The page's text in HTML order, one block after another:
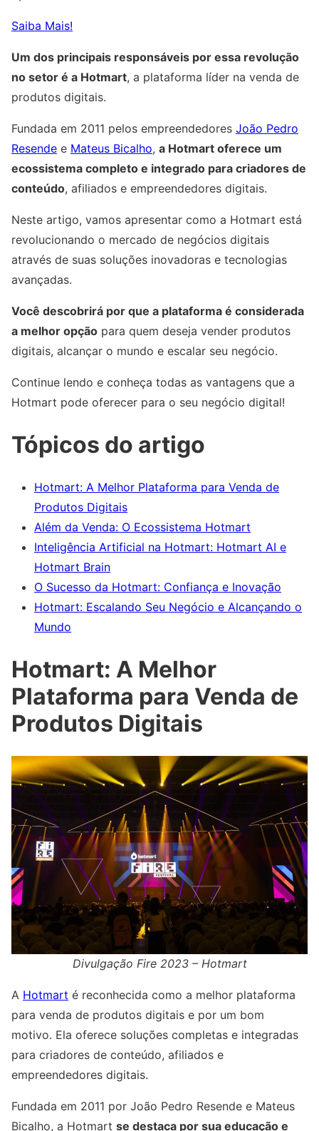
Saiba Mais!
Um dos principais responsáveis por essa revolução
no setor é a Hotmart, a plataforma líder na venda de
produtos digitais.
Fundada em 2011 pelos empreendedores João Pedro
Resende e Mateus Bicalho, a Hotmart oferece um
ecossistema completo e integrado para criadores de
conteúdo, afiliados e empreendedores digitais.
Neste artigo, vamos apresentar como a Hotmart está
revolucionando o mercado de negócios digitais
através de suas soluções inovadoras e tecnologias
avançadas.
Você descobrirá por que a plataforma é considerada
a melhor opção para quem deseja vender produtos
digitais, alcançar o mundo e escalar seu negócio.
Continue lendo e conheça todas as vantagens que a
Hotmart pode oferecer para o seu negócio digital!
Tópicos do artigo
Hotmart: A Melhor Plataforma para Venda de
Produtos Digitais
Além da Venda: O Ecossistema Hotmart
Inteligência Artificial na Hotmart: Hotmart AI e
Hotmart Brain
O Sucesso da Hotmart: Confiança e Inovação
Hotmart: Escalando Seu Negócio e Alcançando o
Mundo
Hotmart: A Melhor
Plataforma para Venda de
Produtos Digitais
Divulgação Fire 2023 – Hotmart
A Hotmart é reconhecida como a melhor plataforma
para venda de produtos digitais e por um bom
motivo. Ela oferece soluções completas e integradas
para criadores de conteúdo, afiliados e
empreendedores digitais.
Fundada em 2011 por João Pedro Resende e Mateus
Bicalho, a Hotmart se destaca por sua educação e